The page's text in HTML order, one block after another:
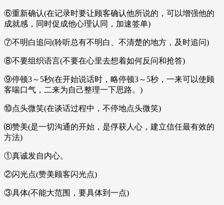
⑥重新确认(在记录时要让顾客确认他所说的，可以增强他的
成就感，同时促成他心理认同，加速签单)
⑦不明白追问(聆听总有不明白、不清楚的地方，及时追问)
⑧不要组织语言(不要在心里去想着如何反问和抢答)
⑨停顿3～5秒(在开始说话时，略停顿3～5秒，一来可以使顾
客喘口气，二来为自己整理一下思路。)
⑩点头微笑(在谈话过程中，不停地点头微笑)
⑻赞美(是一切沟通的开始，是俘获人心，建立信任最有效的
方法)
①真诚发自内心。
②闪光点(赞美顾客闪光点)
③具体(不能大范围，要具体到一点)